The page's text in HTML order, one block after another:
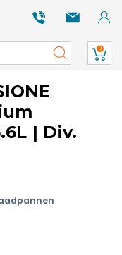
0
| Div.